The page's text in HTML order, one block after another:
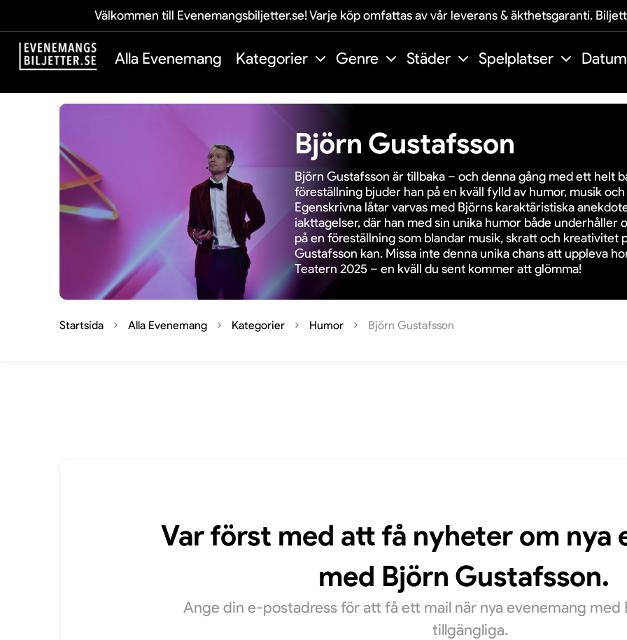
Välkommen till Evenemangsbiljetter.se! Varje köp omfattas av vår leverans & äkthetsgaranti.
Alla Evenemang Kategorier Genre Städer Spelplatser Datum
Björn Gustafsson
Björn Gustafsson är tillbaka – och denna gång med ett helt
föreställning bjuder han på en kväll fylld av humor, musik
Egenskrivna låtar varvas med Björns karaktäristiska
iakttagelser, där han med sin unika humor både underhåller
på en föreställning som blandar musik, skratt och kreativitet
Gustafsson kan. Missa inte denna unika chans att uppleva
Teatern 2025 – en kväll du sent kommer att glömma!
Startsida Alla Evenemang Kategorier Humor Björn Gustafsson
Var först med att få nyheter om nya
med Björn Gustafsson.
Ange din e-postadress för att få ett mail när nya evenemang med
tillgängliga.